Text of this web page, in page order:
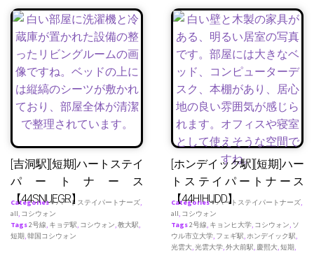
[吉洞駅][短期]ハートステイ
パートナース
【44SNUEGR】
Categories♥ ハートステイパートナーズ,
all, コシウォン
Tags2号線, キョデ駅, コシウォン,教大駅,
短期,韓国コシウォン
[ホンデイック駅][短期]ハー
トステイパートナース
【44HIHUDD】
Categories♥ ハートステイパートナーズ,
all, コシウォン
Tags2号線, キョンヒ大学, コシウォン, ソ
ウル市立大学, フェギ駅,ホンデイック駅,
光雲大,光雲大学,外大前駅, 慶熙大,短期,